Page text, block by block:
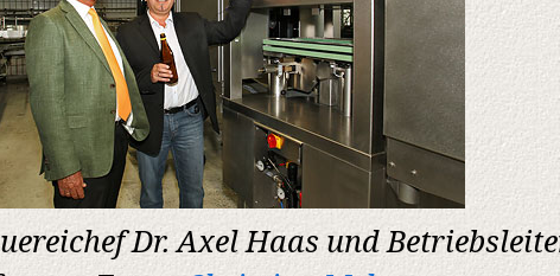
Dr. Axel Haas und